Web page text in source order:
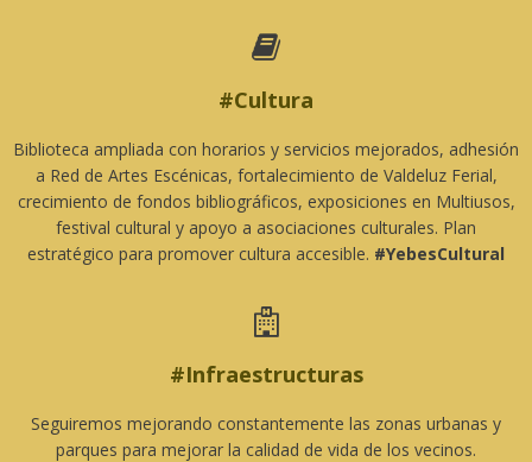

#Cultura
Biblioteca ampliada con horarios y servicios mejorados, adhesión
a Red de Artes Escénicas, fortalecimiento de Valdeluz Ferial,
crecimiento de fondos bibliográficos, exposiciones en Multiusos,
festival cultural y apoyo a asociaciones culturales. Plan
estratégico para promover cultura accesible. #YebesCultural

#Infraestructuras
Seguiremos mejorando constantemente las zonas urbanas y
parques para mejorar la calidad de vida de los vecinos.